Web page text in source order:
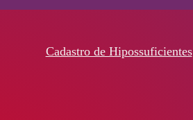
Cadastro de Hipossuficientes